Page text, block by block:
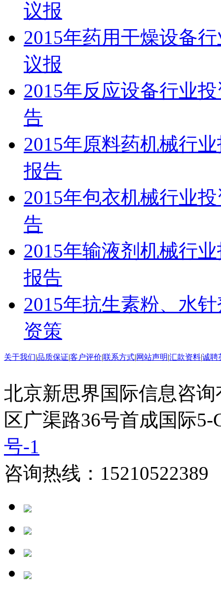
议报
2015年药用干燥设备
议报
2015年反应设备行业
告
2015年原料药机械行
报告
2015年包衣机械行业
告
2015年输液剂机械行
报告
2015年抗生素粉、水
资策
关于我们|品质保证|客户评价|联系方式|网站声明|汇款资料|诚聘
北京新思界国际信息咨
区广渠路36号首成国际
号-1
咨询热线：